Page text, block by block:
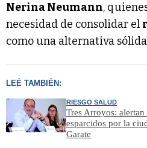
Nerina Neumann,
necesidad de consolidar el
como una alternativa
LEÉ TAMBIÉN:
RIESGO SALUD
Tres Arroyos:
esparcidos por la
Garate